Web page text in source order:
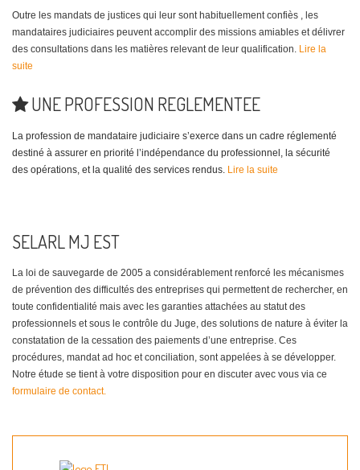
Outre les mandats de justices qui leur sont habituellement confiès , les
mandataires judiciaires peuvent accomplir des missions amiables et délivrer
des consultations dans les matières relevant de leur qualification. Lire la
suite
UNE PROFESSION REGLEMENTEE
La profession de mandataire judiciaire s’exerce dans un cadre réglementé
destiné à assurer en priorité l’indépendance du professionnel, la sécurité
des opérations, et la qualité des services rendus. Lire la suite
SELARL MJ EST
La loi de sauvegarde de 2005 a considérablement renforcé les mécanismes
de prévention des difficultés des entreprises qui permettent de rechercher, en
toute confidentialité mais avec les garanties attachées au statut des
professionnels et sous le contrôle du Juge, des solutions de nature à éviter la
constatation de la cessation des paiements d’une entreprise. Ces
procédures, mandat ad hoc et conciliation, sont appelées à se développer.
Notre étude se tient à votre disposition pour en discuter avec vous via ce
formulaire de contact.